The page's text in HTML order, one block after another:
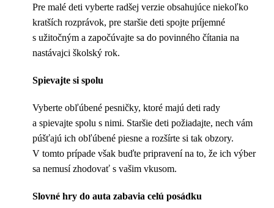
Pre malé deti vyberte radšej verzie obsahujúce niekoľko
kratších rozprávok, pre staršie deti spojte príjemné
s užitočným a započúvajte sa do povinného čítania na
nastávajci školský rok.
Spievajte si spolu
Vyberte obľúbené pesničky, ktoré majú deti rady
a spievajte spolu s nimi. Staršie deti požiadajte, nech vám
púšťajú ich obľúbené piesne a rozšírte si tak obzory.
V tomto prípade však buďte pripravení na to, že ich výber
sa nemusí zhodovať s vašim vkusom.
Slovné hry do auta zabavia celú posádku